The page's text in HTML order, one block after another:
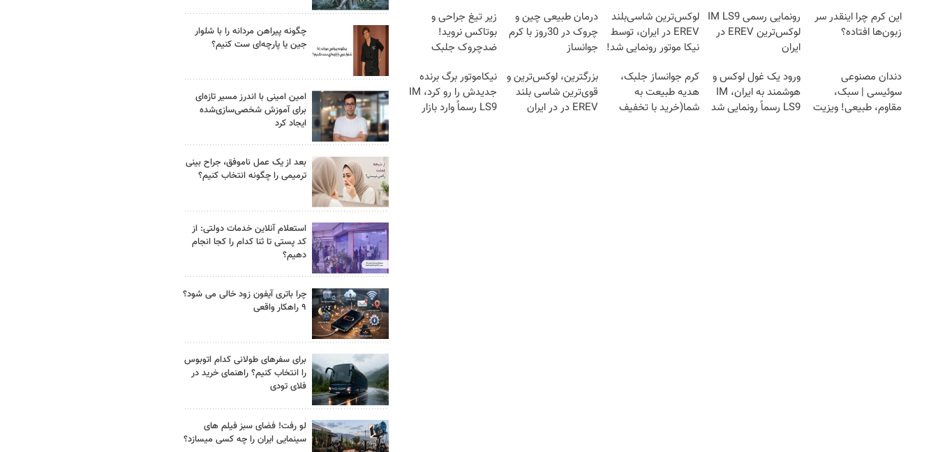
این کرم چرا اینقدر سر
زبون‌ها افتاده؟
رونمایی رسمی IM LS9
لوکس‌ترین EREV در
ایران
لوکس‌ترین شاسی‌بلند
EREV در ایران، توسط
نیکا موتور رونمایی شد!
درمان طبیعی چین و
چروک در 30روز با کرم
جوانساز
زیر تیغ جراحی و
بوتاکس نروید!
ضدچروک جلبک
دندان مصنوعی
سوئیسی | سبک،
مقاوم، طبیعی! ویزیت
ورود یک غول لوکس و
هوشمند به ایران، IM
LS9 رسماً رونمایی شد
کرم جوانساز جلبک،
هدیه طبیعت به
شما(خرید با تخفیف
بزرگترین، لوکس‌ترین و
قوی‌ترین شاسی بلند
EREV در در ایران
نیکاموتور برگ برنده
جدیدش را رو کرد، IM
LS9 رسماً وارد بازار
چگونه پیراهن مردانه را با شلوار
جین یا پارچه‌ای ست کنیم؟
امین امینی با اندرز مسیر تازه‌ای
برای آموزش شخصی‌سازی‌شده
ایجاد کرد
بعد از یک عمل ناموفق، جراح بینی
ترمیمی را چگونه انتخاب کنیم؟
استعلام آنلاین خدمات دولتی: از
کد پستی تا ثنا کدام را کجا انجام
دهیم؟
چرا باتری آیفون زود خالی می شود؟
۹ راهکار واقعی
برای سفرهای طولانی کدام اتوبوس
را انتخاب کنیم؟ راهنمای خرید در
فلای تودی
لو رفت! فضای سبز فیلم های
سینمایی ایران را چه کسی میسازد؟